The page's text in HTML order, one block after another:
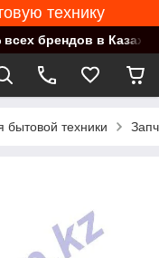
технику
брендов в
бытовой техники